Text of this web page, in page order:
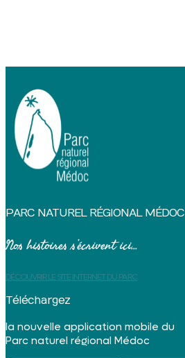
PARC NATUREL RÉGIONAL MÉDOC
Nos histoires s’écrivent ici...
DÉCOUVRIR LE SITE INTERNET DU PARC
Téléchargez
la nouvelle application mobile du
Parc naturel régional Médoc